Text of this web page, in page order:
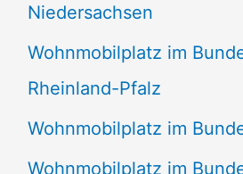
Niedersachsen
Wohnmobilplatz im
Rheinland-Pfalz
Wohnmobilplatz im
Wohnmobilplatz im